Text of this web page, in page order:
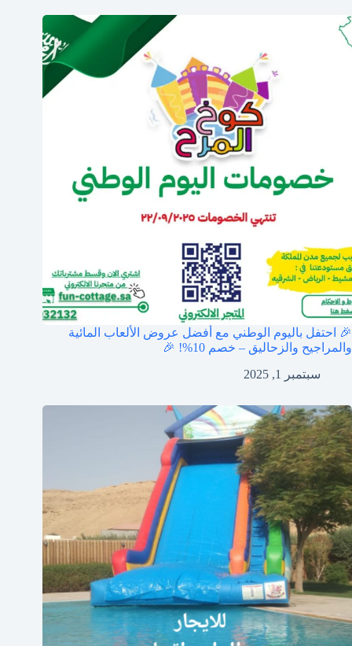
🎉 احتفل باليوم الوطني مع أفضل عروض الألعاب المائية
والمراجيح والزحاليق – خصم 10%! 🎉
سبتمبر 1, 2025